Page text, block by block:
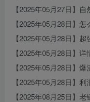
【2025年05月27日】
【2025年05月28日】
【2025年05月28日】
【2025年05月28日】
【2025年05月28日】
【2025年05月28日】
【2025年08月25日】